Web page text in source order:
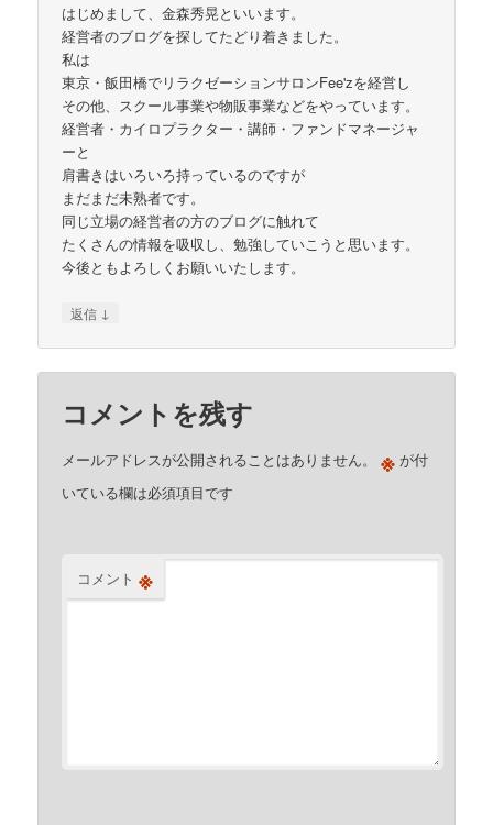
はじめまして、金森秀晃といいます。
経営者のブログを探してたどり着きました。
私は
東京・飯田橋でリラクゼーションサロンFee'zを経営し
その他、スクール事業や物販事業などをやっています。
経営者・カイロプラクター・講師・ファンドマネージャ
ーと
肩書きはいろいろ持っているのですが
まだまだ未熟者です。
同じ立場の経営者の方のブログに触れて
たくさんの情報を吸収し、勉強していこうと思います。
今後ともよろしくお願いいたします。
返信 ↓
コメントを残す
メールアドレスが公開されることはありません。 ※ が付
いている欄は必須項目です
コメント ※